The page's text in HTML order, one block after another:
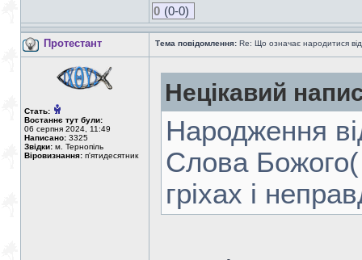
0 (0-0)
Протестант Тема повідомлення: Re: Що означає народитися
Стать:
Востаннє тут були:
06 серпня 2024, 11:49
Написано: 3325
Звідки: м. Тернопіль
Віровизнання: п'ятидесятник
Нецікавий
Народження
Слова
гріхах і